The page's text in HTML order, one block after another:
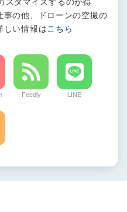
スタマイズするのが得
事の他、ドローンの空撮の
しい情報はこちら
Feedly LINE